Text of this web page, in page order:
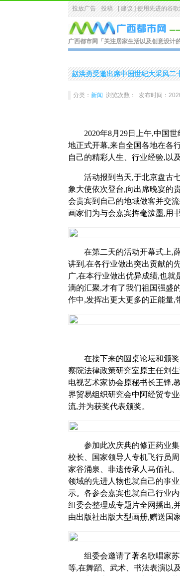
投放广告 投稿 [ 建议 ] 使用先进的谷
广西都市网 「关注居家生活以及创意设计
赵洪勇受邀出席中国世纪大采风二
分类： 新闻 浏览次数： 发布时间：
2020年8月29日上午,中国
地正式开幕,来自全国各地在各
自己的精彩人生、行业经验,以
活动报到当天,于北京盘古
象大使依次登台,向出席晚宴的
会贵宾到自己的地域做客并交
画家们为与会嘉宾挥毫泼墨,用
在第二天的活动开幕式上,
讲到,在各行业做出突出贡献的
广,在本行业做出优异成绩,也
滴的汇聚,才有了我们祖国强盛
作中,发挥出更大更多的正能量,
在接下来的圆桌论坛和颁
察院法律政策研究室原主任刘
电视艺术家协会原秘书长王锋,
界贸易组织研究会中阿经贸专
流,并为获奖代表颁奖。
参加此次庆典的修正药业
校长、国家领导人专机飞行员
家谷涌泉、非遗传承人马佰礼
领域的先进人物也就自己的事
示。各参会嘉宾也就自己行业
组委会整理成专题片全网播出,
由出版社出版大型画册,赠送国
组委会邀请了著名歌唱家
等,在舞蹈、武术、书法表演以